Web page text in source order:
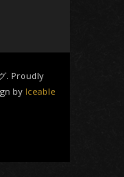
. Proudly
by Iceable